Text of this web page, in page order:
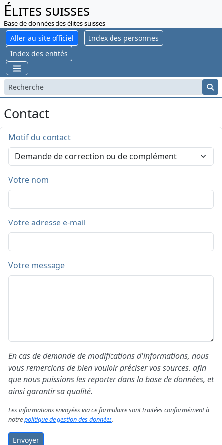
Élites suisses
Base de données des élites suisses
Aller au site officiel
Index des personnes
Index des entités
Contact
Motif du contact
Votre nom
Votre adresse e-mail
Votre message
En cas de demande de modifications d'informations, nous
vous remercions de bien vouloir préciser vos sources, afin
que nous puissions les reporter dans la base de données, et
ainsi garantir sa qualité.
Les informations envoyées via ce formulaire sont traitées conformément à
notrepolitique de gestion des données.
Envoyer